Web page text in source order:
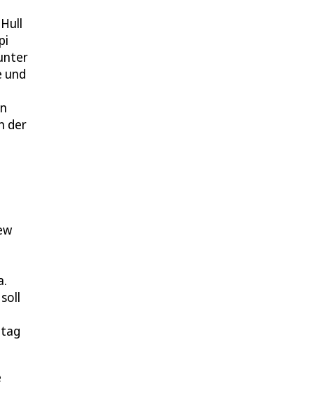
und
der